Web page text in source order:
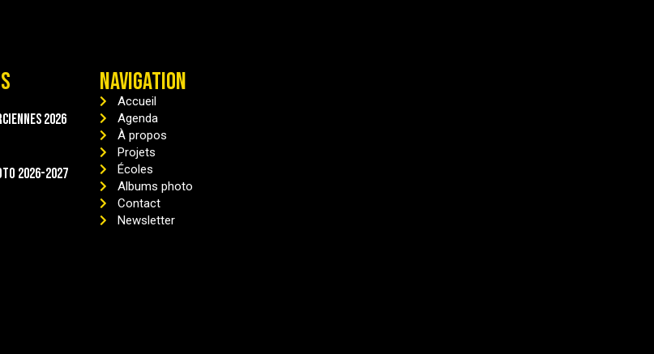
2026
2026-2027
NAVIGATION
Accueil
Agenda
À propos
Projets
Écoles
Albums photo
Contact
Newsletter